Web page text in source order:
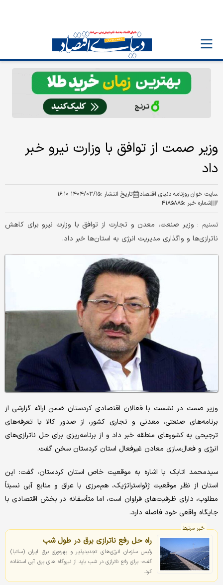
وزیر صمت از توافق با وزارت نیرو خبر
داد
سایت خوان روزنامه دنیای اقتصاد تاریخ انتشار :۱۴۰۴/۰۳/۱۵ ۱۶:۱۰
شماره خبر :۴۱۸۵۸۸۵
تسنیم : وزیر صنعت، معدن و تجارت از توافق با وزارت نیرو برای کاهش
ناترازی‌ها و واگذاری مدیریت انرژی به استان‌ها خبر داد.
وزیر صمت در نشست با فعالان اقتصادی کردستان ضمن ارائه گزارشی از
برنامه‌های صنعتی، معدنی و تجاری کشور، از صدور کالا با تعرفه‌های
ترجیحی به کشورهای منطقه خبر داد و از برنامه‌ریزی برای حل ناترازی‌های
انرژی و فعال‌سازی معادن غیرفعال استان کردستان سخن گفت.
سیدمحمد اتابک با اشاره به موقعیت خاص استان کردستان، گفت: این
استان از نظر موقعیت ژئواستراتژیک، هم‌مرزی با عراق و منابع آبی نسبتاً
مطلوب، دارای ظرفیت‌های فراوان است، اما متأسفانه در بخش اقتصادی با
جایگاه واقعی خود فاصله دارد.
خبر مرتبط
راه حل رفع ناترازی برق در طول شب
رئیس سازمان انرژی‌های تجدیدپذیر و بهره‌وری برق ایران (ساتبا)
گفت: برای رفع ناترازی در شب باید از نیروگاه های برق آبی استفاده
کرد.